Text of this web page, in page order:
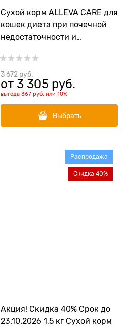
Сухой корм ALLEVA CARE для
кошек диета при почечной
недостаточности и
оксалатных и уратных
камней CAT ADULT RENAL-
ANTIOX
3 672 руб.
от 3 305 руб.
выгода 367 руб. или 10%
Выбрать
Акция! Скидка 40% Срок до
23.10.2026 1,5 кг Сухой корм
Распродажа
Скидка 40%